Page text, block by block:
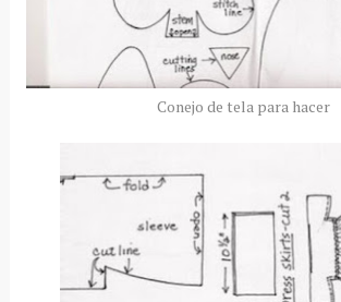
Conejo de tela para hacer